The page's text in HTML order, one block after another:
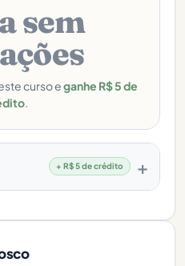
sem
curso eganhe R$ 5 de
.
+ R$ 5 de crédito